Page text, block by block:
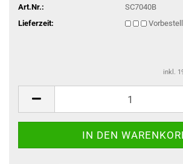
Art.Nr.:
SC7040B
Lieferzeit:
inkl.